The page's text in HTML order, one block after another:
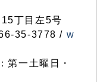
丁目左5号
35-3778 / w
第一土曜日・